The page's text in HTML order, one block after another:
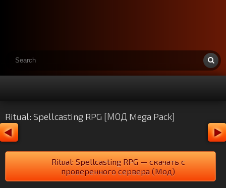
Ritual: Spellcasting RPG [МОД Mega Pack]
Ritual: Spellcasting RPG — скачать с
проверенного сервера (Мод)